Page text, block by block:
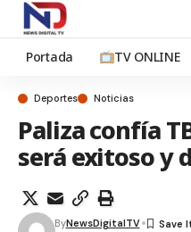
Portada TV ONLINE
Deportes Noticias
Paliza confía
será exitoso y
ByNewsDigitalTV